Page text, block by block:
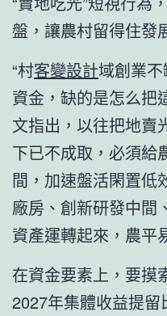
盤，讓農村留得住發
“村客變設計域創業
資金，缺的是怎么把
文指出，以往把地賣
下已不成取，必須給
間，加速盤活閑置低
廠房、創新研發中間
資產運轉起來，農平
在資金要素上，要摸
2027年集體收益提